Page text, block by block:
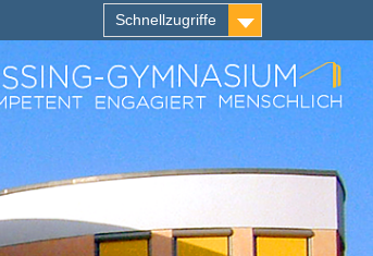
Schnellzugriffe